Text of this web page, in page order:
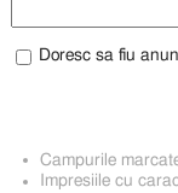
Doresc sa fiu
Campurile
Impresiile cu